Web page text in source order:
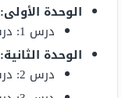
الوحدة
درس 1: درس أنواع الهدايا، وأسبابها وموانعها.
الوحدة
درس 2: درس نتائج التوحيد في الدنيا.